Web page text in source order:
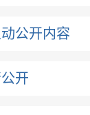
公开内容
开